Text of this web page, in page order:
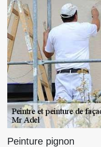
Peinture pignon